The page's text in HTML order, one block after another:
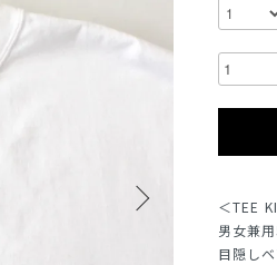
＜TEE
男女兼
目隠し